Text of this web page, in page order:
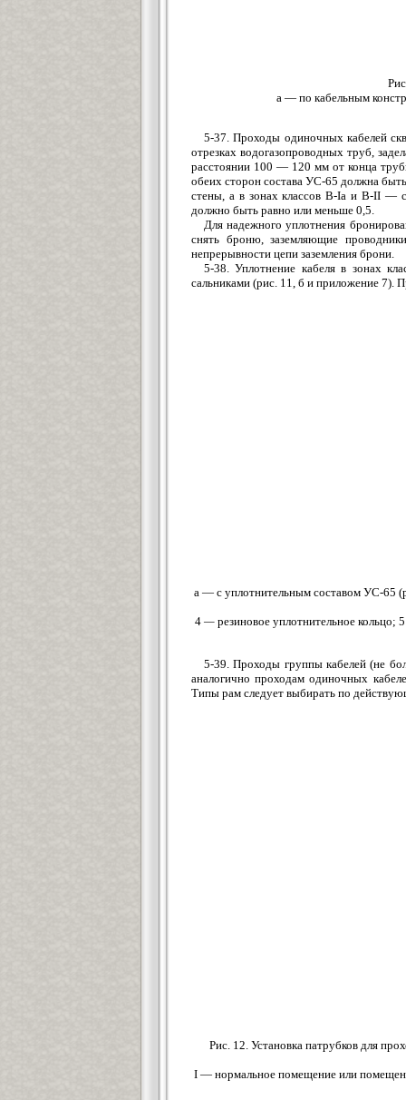
а — по кабельным
5-37. Проходы одиночных кабелей
отрезках водогазопроводных труб,
расстоянии 100 — 120 мм от конца
обеих сторон состава УС-65 должна
стены, а в зонах классов В-Iа и В-II —
должно быть равно или меньше 0,5.
Для надежного уплотнения
снять броню, заземляющие
непрерывности цепи заземления брони.
5-38. Уплотнение кабеля в зонах
сальниками (рис. 11, б и приложение 7).
а — с уплотнительным составом УС-65
4—резиновое уплотнительное
5-39. Проходы группы кабелей (не
аналогично проходам одиночных
Типы рам следует выбирать по
Рис. 12. Установка патрубков для
I — нормальное помещение или